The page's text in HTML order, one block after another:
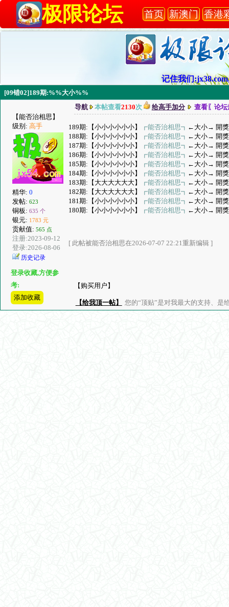
极限论坛 首页 新澳门 香港
记住我们
[09错02]189期:%%大小%%
【能否治相思】
级别: 高手
精华: 0
发帖: 623
铜板: 635 个
银元: 1783 元
贡献值: 565 点
注册:2023-09-12
登录:2026-08-06
历史记录
登录收藏,方便参
考:
添加收藏
导航 本帖查看2130次 给高手加分 查看〖论坛
189期:【小小小小小小】 ┏能否治相思┓ ←大小→ 開獎
188期:【小小小小小小】
┏能否治相思┓ ←大小→ 開獎
187期:【小小小小小小】
┏能否治相思┓ ←大小→ 開獎
186期:【小小小小小小】
┏能否治相思┓ ←大小→ 開獎
185期:【小小小小小小】
┏能否治相思┓ ←大小→ 開獎
184期:【小小小小小小】
┏能否治相思┓ ←大小→ 開獎
183期:【大大大大大大】
┏能否治相思┓ ←大小→ 開獎
182期:【大大大大大大】
┏能否治相思┓ ←大小→ 開獎
181期:【小小小小小小】
┏能否治相思┓ ←大小→ 開獎
180期:【小小小小小小】
┏能否治相思┓ ←大小→ 開獎
[ 此帖被能否治相思在2026-07-07 22:21重新编辑 ]
【购买用户】
【给我顶一帖】 您的“顶贴”是对我最大的支持、是